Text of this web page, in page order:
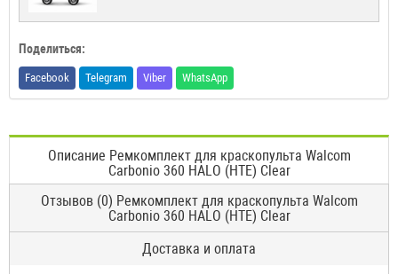
Поделиться:
Facebook Telegram Viber WhatsApp
Описание Ремкомплект для краскопульта Walcom
Carbonio 360 HALO (HTE) Clear
Отзывов (0) Ремкомплект для краскопульта Walcom
Carbonio 360 HALO (HTE) Clear
Доставка и оплата